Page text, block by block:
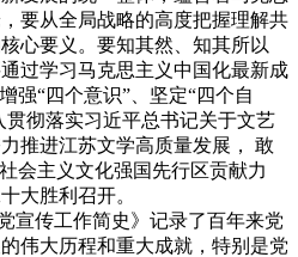
要从全局战略的高度把握理解共
心要义。要知其然、知其所以
过学习马克思主义中国化最新成
强“四个意识”、坚定“四个自
贯彻落实习近平总书记关于文艺
推进江苏文学高质量发展， 敢
会主义文化强国先行区贡献力
大胜利召开。
传工作简史》记录了百年来党
伟大历程和重大成就，特别是党